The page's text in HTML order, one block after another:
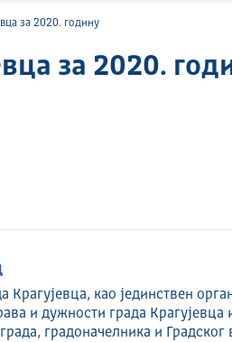
за 2020. годину
за 2020.
Крагујевца, као јединствен
и дужности града Kрагујевца
градоначелника и